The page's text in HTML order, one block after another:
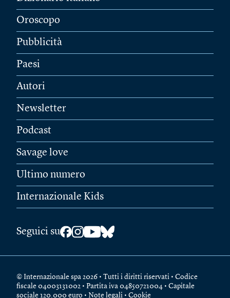
Oroscopo
Pubblicità
Paesi
Autori
Newsletter
Podcast
Savage love
Ultimo numero
Internazionale Kids
Seguici su
© Internazionale spa 2026 • Tutti i diritti riservati • Codice
fiscale 04003131002 • Partita iva 04850721004 • Capitale
sociale 120.000 euro • Note legali • Cookie